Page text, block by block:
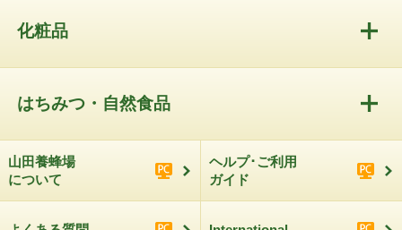
化粧品
はちみつ・自然食品
山田養蜂場
について
ヘルプ･ご利用
ガイド